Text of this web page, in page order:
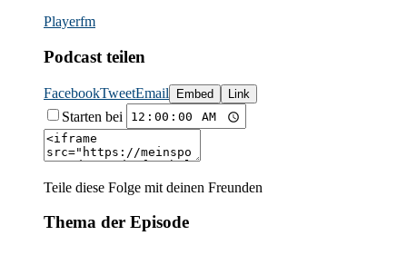
Playerfm
Podcast teilen
FacebookTweetEmail Embed Link
Starten bei
Teile diese Folge mit deinen Freunden
Thema der Episode